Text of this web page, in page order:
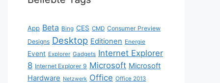
App Beta Bing CES CMD Consumer Preview
Designs Desktop Editionen Energie
Event Explorer Gadgets Internet Explorer
8 Internet Explorer 9 Microsoft Microsoft
Hardware Netzwerk Office Office 2013